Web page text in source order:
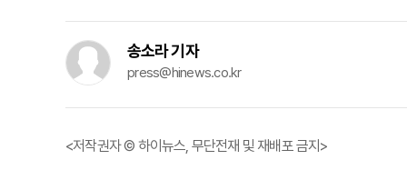
송소라 기자
press@hinews.co.kr
<저작권자 © 하이뉴스, 무단전재 및 재배포 금지>